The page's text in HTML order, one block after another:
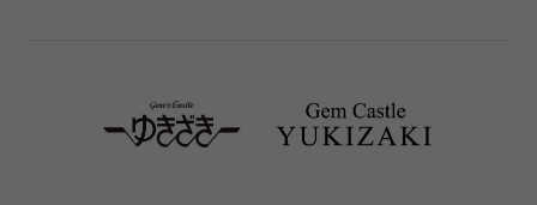
Van Cleef & Arpels
반 클리프 앤 아펠